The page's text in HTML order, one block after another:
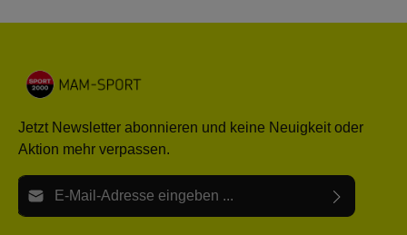
Jetzt Newsletter abonnieren und keine Neuigkeit oder
Aktion mehr verpassen.
E-Mail-Adresse*